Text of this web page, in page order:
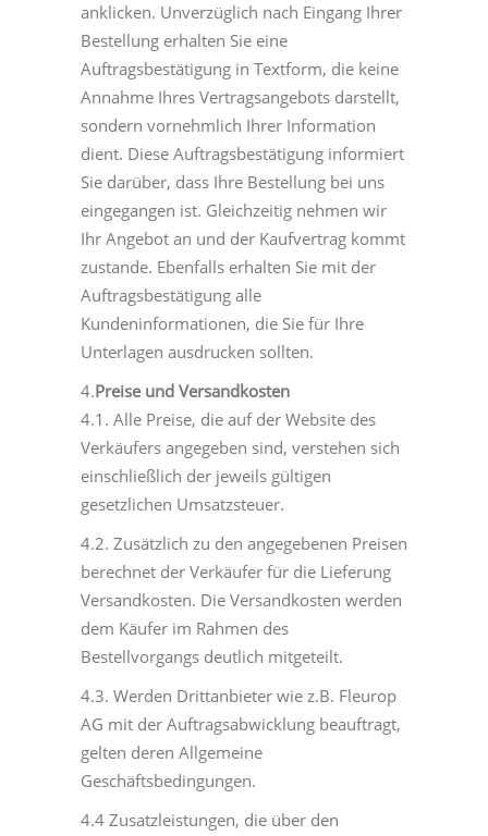
anklicken. Unverzüglich nach Eingang Ihrer
Bestellung erhalten Sie eine
Auftragsbestätigung in Textform, die keine
Annahme Ihres Vertragsangebots darstellt,
sondern vornehmlich Ihrer Information
dient. Diese Auftragsbestätigung informiert
Sie darüber, dass Ihre Bestellung bei uns
eingegangen ist. Gleichzeitig nehmen wir
Ihr Angebot an und der Kaufvertrag kommt
zustande. Ebenfalls erhalten Sie mit der
Auftragsbestätigung alle
Kundeninformationen, die Sie für Ihre
Unterlagen ausdrucken sollten.
4.Preise und Versandkosten
4.1. Alle Preise, die auf der Website des
Verkäufers angegeben sind, verstehen sich
einschließlich der jeweils gültigen
gesetzlichen Umsatzsteuer.
4.2. Zusätzlich zu den angegebenen Preisen
berechnet der Verkäufer für die Lieferung
Versandkosten. Die Versandkosten werden
dem Käufer im Rahmen des
Bestellvorgangs deutlich mitgeteilt.
4.3. Werden Drittanbieter wie z.B. Fleurop
AG mit der Auftragsabwicklung beauftragt,
gelten deren Allgemeine
Geschäftsbedingungen.
4.4 Zusatzleistungen, die über den